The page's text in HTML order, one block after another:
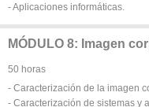
- Aplicaciones informáticas.
MÓDULO 8: Imagen
50 horas
- Caracterización de la imagen
- Caracterización de sistemas y